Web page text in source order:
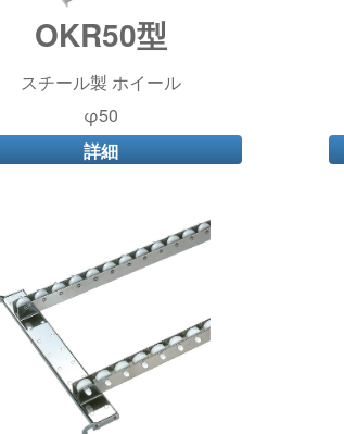
OKR50型
スチール製 ホイール
φ50
詳細